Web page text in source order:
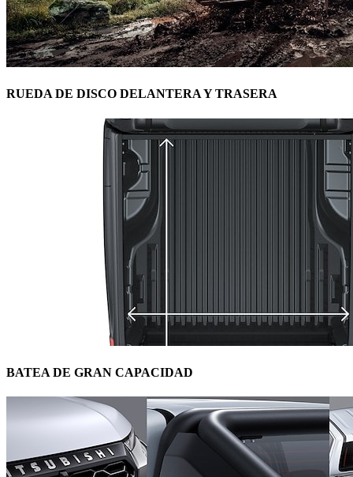
RUEDA DE DISCO DELANTERA Y TRASERA
BATEA DE GRAN CAPACIDAD